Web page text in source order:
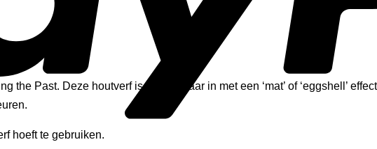
the Past. Deze houtverf is verkrijgbaar in met een ‘mat’ of ‘eggshell’
hoeft te gebruiken.